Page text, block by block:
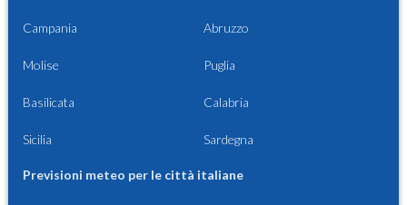
Campania Abruzzo
Molise Puglia
Basilicata Calabria
Sicilia Sardegna
Previsioni meteo per le città italiane